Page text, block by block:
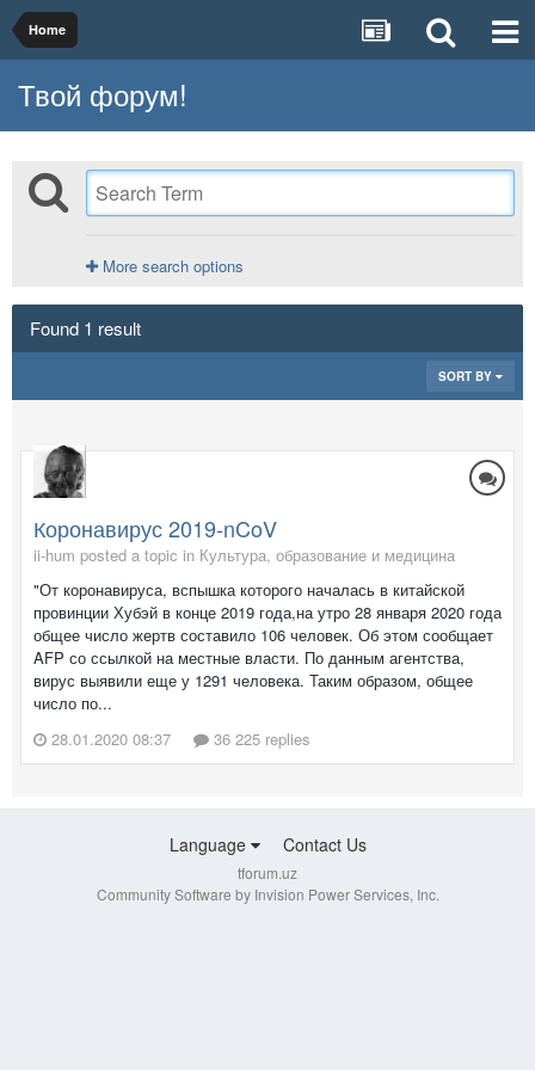
Home
Твой форум!
More search options
Found 1 result
SORT BY
Коронавирус 2019-nCoV
ii-hum posted a topic in Культура, образование и медицина
"От коронавируса, вспышка которого началась в китайской
провинции Хубэй в конце 2019 года,на утро 28 января 2020 года
общее число жертв составило 106 человек. Об этом сообщает
AFP со ссылкой на местные власти. По данным агентства,
вирус выявили еще у 1291 человека. Таким образом, общее
число по...
28.01.2020 08:37
36 225 replies
Language Contact Us
tforum.uz
Community Software by Invision Power Services, Inc.